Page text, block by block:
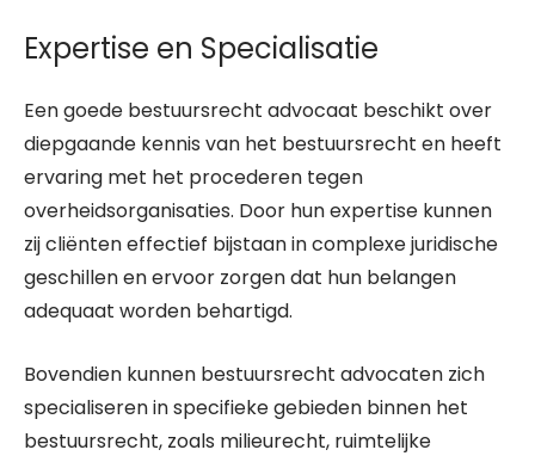
Expertise en Specialisatie
Een goede bestuursrecht advocaat beschikt over
diepgaande kennis van het bestuursrecht en heeft
ervaring met het procederen tegen
overheidsorganisaties. Door hun expertise kunnen
zij cliënten effectief bijstaan in complexe juridische
geschillen en ervoor zorgen dat hun belangen
adequaat worden behartigd.
Bovendien kunnen bestuursrecht advocaten zich
specialiseren in specifieke gebieden binnen het
bestuursrecht, zoals milieurecht, ruimtelijke